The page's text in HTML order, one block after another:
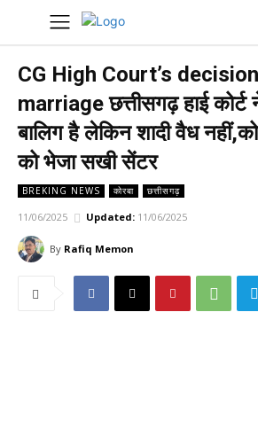
CG High Court’s
marriage छत्तीसगढ़ हाई कोर्ट
बालिग है लेकिन शादी वैध
को भेजा सखी सेंटर
BREKING NEWS कोरबा छत्तीसगढ़
11/06/2025 Updated: 11/06/2025
By Rafiq Memon